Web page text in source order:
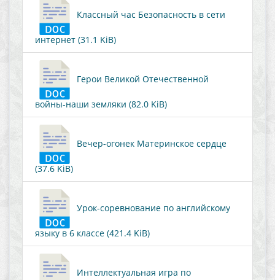
Классный час Безопасность в сети
интернет (31.1 KiB)
Герои Великой Отечественной
войны-наши земляки (82.0 KiB)
Вечер-огонек Материнское сердце
(37.6 KiB)
Урок-соревнование по английскому
языку в 6 классе (421.4 KiB)
Интеллектуальная игра по